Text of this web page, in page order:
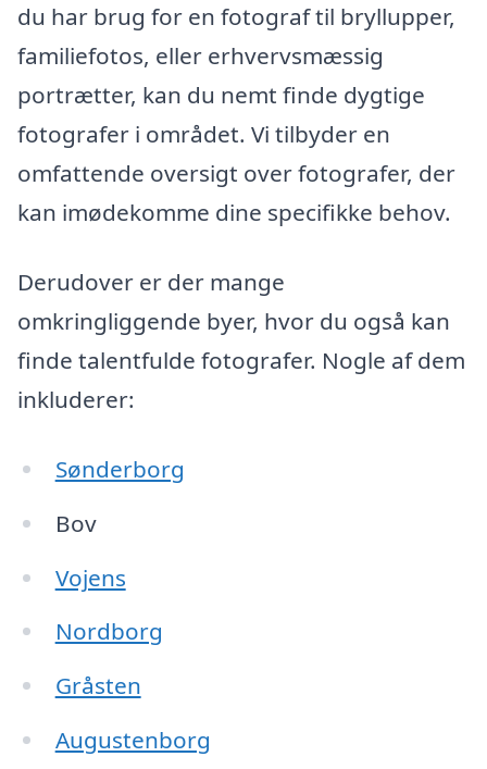
du har brug for en fotograf til bryllupper,
familiefotos, eller erhvervsmæssig
portrætter, kan du nemt finde dygtige
fotografer i området. Vi tilbyder en
omfattende oversigt over fotografer, der
kan imødekomme dine specifikke behov.
Derudover er der mange
omkringliggende byer, hvor du også kan
finde talentfulde fotografer. Nogle af dem
inkluderer:
Sønderborg
Bov
Vojens
Nordborg
Gråsten
Augustenborg